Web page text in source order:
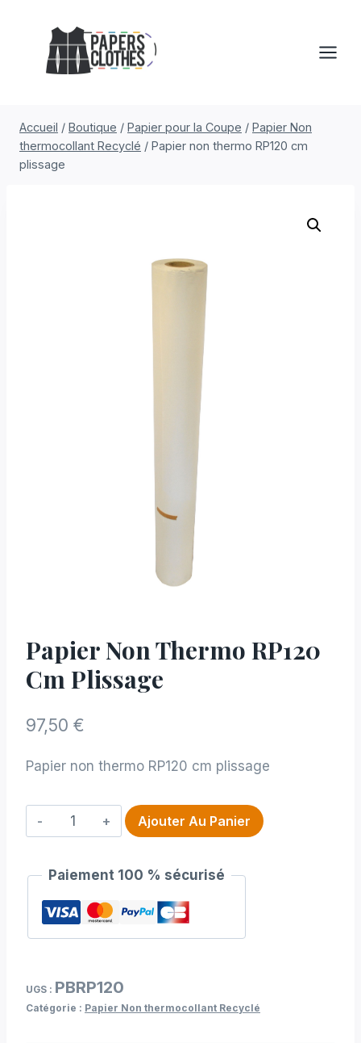
contenu
Accueil / Boutique / Papier pour la Coupe / Papier Non
thermocollant Recyclé / Papier non thermo RP120 cm
plissage
Papier Non Thermo RP120
Cm Plissage
97,50 €
Papier non thermo RP120 cm plissage
quantité
de
non
thermo
RP120
Ajouter Au Panier
Paiement 100 % sécurisé
UGS : PBRP120
Catégorie : Papier Non thermocollant Recyclé